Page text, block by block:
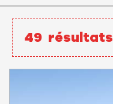
49 résultats